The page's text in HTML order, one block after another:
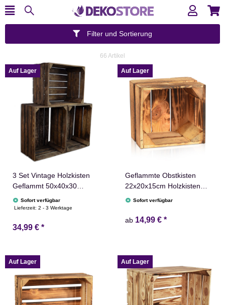
Filter und Sortierung
66 Artikel
Auf Lager
3 Set Vintage Holzkisten
Geflammt 50x40x30
Obstkisten Weinkisten
Apfelkisten Regale Deko
Sofort verfügbar
Lieferzeit:2 - 3 Werktage
34,99 € *
Auf Lager
Geflammte Obstkisten
22x20x15cm Holzkisten
Weinkisten Holz Kisten
Gebrannt
Sofort verfügbar
ab 14,99 € *
Auf Lager Auf Lager